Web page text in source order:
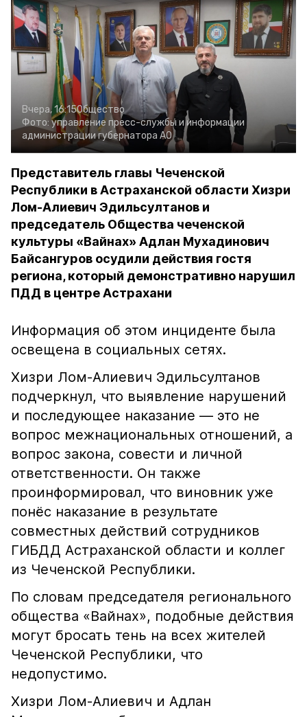
Вчера, 16:15Общество
Фото: управление пресс-службы и информации
администрации губернатора АО
Представитель главы Чеченской
Республики в Астраханской области Хизри
Лом-Алиевич Эдильсултанов и
председатель Общества чеченской
культуры «Вайнах» Адлан Мухадинович
Байсангуров осудили действия гостя
региона, который демонстративно нарушил
ПДД в центре Астрахани
Информация об этом инциденте была
освещена в социальных сетях.
Хизри Лом-Алиевич Эдильсултанов
подчеркнул, что выявление нарушений
и последующее наказание — это не
вопрос межнациональных отношений, а
вопрос закона, совести и личной
ответственности. Он также
проинформировал, что виновник уже
понёс наказание в результате
совместных действий сотрудников
ГИБДД Астраханской области и коллег
из Чеченской Республики.
По словам председателя регионального
общества «Вайнах», подобные действия
могут бросать тень на всех жителей
Чеченской Республики, что
недопустимо.
Хизри Лом-Алиевич и Адлан